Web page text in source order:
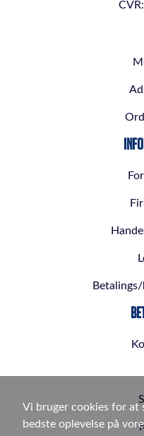
Vi bruger cookies for at
bedste oplevelse på